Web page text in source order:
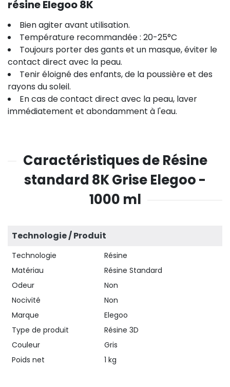
résine Elegoo 8K
Bien agiter avant utilisation.
Température recommandée : 20-25°C
Toujours porter des gants et un masque, éviter le
contact direct avec la peau.
Tenir éloigné des enfants, de la poussière et des
rayons du soleil.
En cas de contact direct avec la peau, laver
immédiatement et abondamment à l'eau.
Caractéristiques de Résine
standard 8K Grise Elegoo -
1000 ml
Technologie / Produit
Technologie
Résine
Matériau
Résine Standard
Odeur
Non
Nocivité
Non
Marque
Elegoo
Type de produit
Résine 3D
Couleur
Gris
Poids net
1 kg